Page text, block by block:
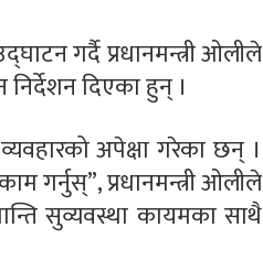
गर्दै प्रधानमन्त्री ओलीले
दिएका हुन् ।
अपेक्षा गरेका छन् ।
गर्नुस्”, प्रधानमन्त्री ओलीले
सुव्यवस्था कायमका साथै